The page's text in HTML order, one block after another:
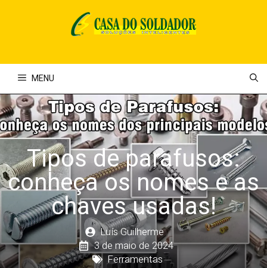
MENU
Tipos de parafusos:
conheça os nomes e as
chaves usadas!
Luís Guilherme
3 de maio de 2024
Ferramentas